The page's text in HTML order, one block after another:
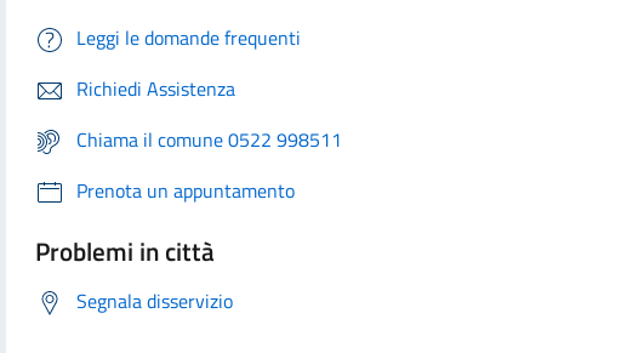
Leggi le domande frequenti
Richiedi Assistenza
Chiama il comune 0522 998511
Prenota un appuntamento
Problemi in città
Segnala disservizio